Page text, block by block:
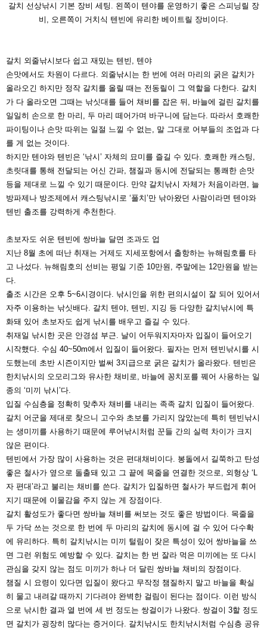
갈치 선상낚시 기본 장비 세팅. 왼쪽이 텐야를 운영하기 좋은 스피닝릴 장
비,
오른쪽이 거치식 텐빈에 유리한 베이트릴 장비이다.
갈치 외줄낚시보다 쉽고 재밌는 텐빈, 텐야
손맛에서도 차원이 다르다. 외줄낚시는 한 번에 여러 마리 의 굵은 갈치가
올라오긴 하지만 정작 갈치를 올릴 때는 전 동릴이 그 역할을 다한다. 갈치
가 다 올라오면 그때는 낚싯대를 들어 채비를 잡은 뒤, 바늘에 걸린 갈치를
일일히 손으 로 한 마리, 두 마리 떼어가며 바구니에 담는다. 따라서 호쾌한
파이팅이나 손맛 따위는 일절 느낄 수 없는, 말 그대로 어부들의 조업과 다
를 게 없는 것이다.
하지만 텐야와 텐빈은 ‘낚시’ 자체의 묘미를 즐길 수 있다. 호쾌한 캐스팅,
초릿대를 통해 전달되는 어신 간파, 챔질과 동시에 전달되는 통쾌한 손맛
등을 제대로 느낄 수 있기 때 문이다. 만약 갈치낚시 자체가 처음이라면, 늘
방파제나 방조제에서 캐스팅낚시로 ‘풀치’만 낚아왔던 사람이라면 텐야와
텐빈 출조를 강력하게 추천한다.
초보자도 쉬운 텐빈에 쌍바늘 달면 조과도 업
지난 8월 초에 떠난 취재는 거제도 지세포항에서 출항하는 뉴해림호를 타
고 나섰다. 뉴해림호의 선비는 평일 기준 10만원, 주말에는 12만원을 받는
다.
출조 시간은 오후 5~6시경이다. 낚시인을 위한 편의시설 이 잘 되어 있어서
자주 이용하는 낚싯배다. 갈치 텐야, 텐 빈, 지깅 등 다양한 갈치낚시에 특
화돼 있어 초보자도 쉽게 낚시를 배우고 즐길 수 있다.
취재일 낚시한 곳은 안경섬 부근. 날이 어두워지자마자 입 질이 들어오기
시작했다. 수심 40~50m에서 입질이 들어 왔다. 필자는 먼저 텐빈낚시를 시
도했는데 초반 시즌이지만 벌써 3지급으로 굵은 갈치가 올라왔다. 텐빈은
한치낚시의 오모리그와 유사한 채비로, 바늘에 꽁치포를 꿰어 사용하는 일
종의 ‘미끼 낚시’다.
입질 수심층을 정확히 맞추자 채비를 내리는 족족 갈치 입 질이 들어왔다.
갈치 어군을 제대로 찾으니 고수와 초보를 가리지 않았는데 특히 텐빈낚시
는 생미끼를 사용하기 때문에 루어낚시처럼 꾼들 간의 실력 차이가 크지
않은 편이다.
텐빈에서 가장 많이 사용하는 것은 편대채비이다. 봉돌에서 길쭉하고 탄성
좋은 철사가 옆으로 돌출돼 있고 그 끝에 목줄을 연결한 것으로, 외형상 ‘L
자 편대’라고 불리는 채비를 쓴다. 갈치가 입질하면 철사가 부드럽게 휘어
지기 때문에 이물감을 주지 않는 게 장점이다.
갈치 활성도가 좋다면 쌍바늘 채비를 써보는 것도 좋은 방법이다. 목줄을
두 가닥 쓰는 것으로 한 번에 두 마리의 갈치에 동시에 걸 수 있어 다수확
에 유리하다. 특히 갈치낚시 는 미끼 털림이 잦은 특성이 있어 쌍바늘을 쓰
면 그런 위험 도 예방할 수 있다. 갈치는 한 번 잘라 먹은 미끼에는 또 다시
관심을 갖지 않는 점도 미끼가 하나 더 달린 쌍바늘 채비의 장점이다.
챔질 시 요령이 있다면 입질이 왔다고 무작정 챔질하지 말고 바늘을 확실
히 물고 내려갈 때까지 기다려야 완벽한 걸 림이 된다는 점이다. 이런 방식
으로 낚시한 결과 열 번에 세 번 정도는 쌍걸이가 나왔다. 쌍걸이 3할 정도
면 갈치가 굉 장히 많다는 증거이다. 갈치낚시도 한치낚시처럼 수심층 공유